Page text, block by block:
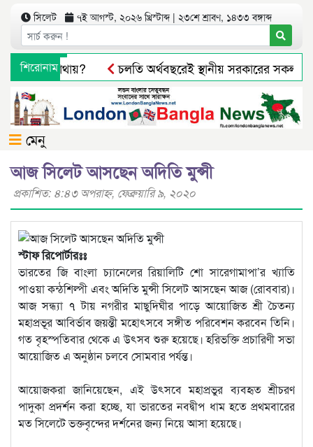
সিলেট ৭ই আগস্ট, ২০২৬ খ্রিস্টাব্দ | ২৩শে শ্রাবণ, ১৪৩৩ বঙ্গাব্দ
শিরোনাম
কে কোথায়?
চলতি অর্থবছরেই স্থানীয় সরকারের সকল
দায়ে এক ব্যবসায়ীকে জরিমানা
সিলেটে বর্ধিত নগরে
মেনু
আজ সিলেট আসছেন অদিতি মুন্সী
প্রকাশিত: ৪:৪৩ অপরাহ্ণ, ফেব্রুয়ারি ৯, ২০২০
স্টাফ রিপোর্টারঃঃ
ভারতের জি বাংলা চ্যানেলের রিয়ালিটি শো সারেগামাপা’র খ্যাতি
পাওয়া কন্ঠশিল্পী এবং অদিতি মুন্সী সিলেট আসছেন আজ (রোববার)।
আজ সন্ধ্যা ৭ টায় নগরীর মাছুদিঘীর পাড়ে আয়োজিত শ্রী চৈতন্য
মহাপ্রভূর আবির্ভাব জয়ন্তী মহোৎসবে সঙ্গীত পরিবেশন করবেন তিনি।
গত বৃহস্পতিবার থেকে এ উৎসব শুরু হয়েছে। হরিভক্তি প্রচারিণী সভা
আয়োজিত এ অনুষ্ঠান চলবে সোমবার পর্যন্ত।
আয়োজকরা জানিয়েছেন, এই উৎসবে মহাপ্রভুর ব্যবহৃত শ্রীচরণ
পাদুকা প্রদর্শন করা হচ্ছে, যা ভারতের নবদ্বীপ ধাম হতে প্রথমবারের
মত সিলেটে ভক্তবৃন্দের দর্শনের জন্য নিয়ে আসা হয়েছে।